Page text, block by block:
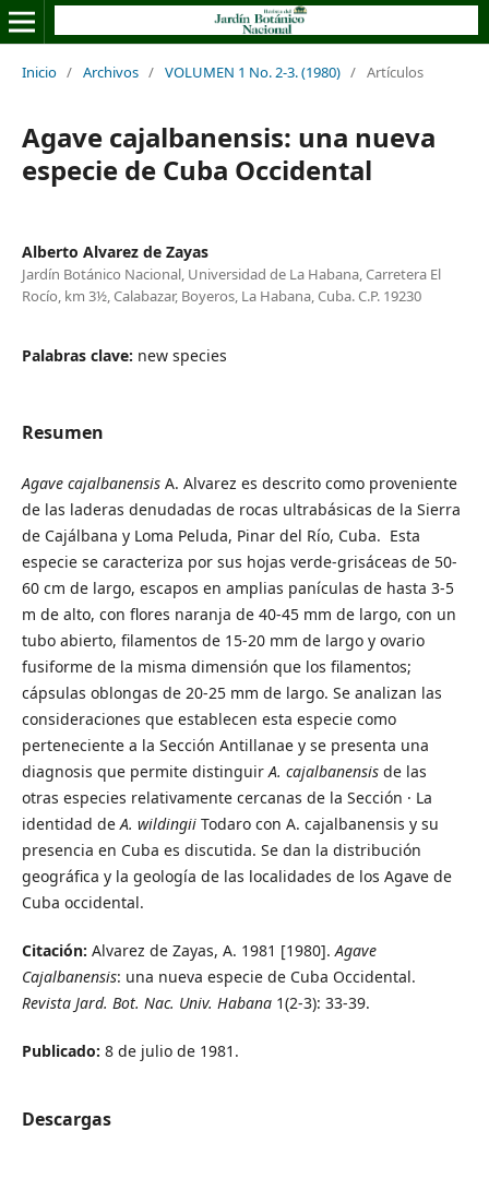
Inicio / Archivos / VOLUMEN 1 No. 2-3. (1980) / Artículos
Agave cajalbanensis: una nueva
especie de Cuba Occidental
Alberto Alvarez de Zayas
Jardín Botánico Nacional, Universidad de La Habana, Carretera El
Rocío, km 3½, Calabazar, Boyeros, La Habana, Cuba. C.P. 19230
Palabras clave: new species
Resumen
Agave cajalbanensisA. Alvarez es descrito como proveniente
de las laderas denudadas de rocas ultrabásicas de la Sierra
de Cajálbana y Loma Peluda, Pinar del Río, Cuba. Esta
especie se caracteriza por sus hojas verde-grisáceas de 50-
60 cm de largo, escapos en amplias panículas de hasta 3-5
m de alto, con flores naranja de 40-45 mm de largo, con un
tubo abierto, filamentos de 15-20 mm de largo y ovario
fusiforme de la misma dimensión que los filamentos;
cápsulas oblongas de 20-25 mm de largo. Se analizan las
consideraciones que establecen esta especie como
perteneciente a la Sección Antillanae y se presenta una
diagnosis que permite distinguirA. cajalbanensisde las
otras especies relativamente cercanas de la Sección · La
identidad deA. wildingiiTodaro con A. cajalbanensis y su
presencia en Cuba es discutida. Se dan la distribución
geográfica y la geología de las localidades de los Agave de
Cuba occidental.
Citación: Alvarez de Zayas, A. 1981 [1980].Agave
Cajalbanensis: una nueva especie de Cuba Occidental.
Revista Jard. Bot. Nac. Univ. Habana 1(2-3): 33-39.
Publicado: 8 de julio de 1981.
Descargas